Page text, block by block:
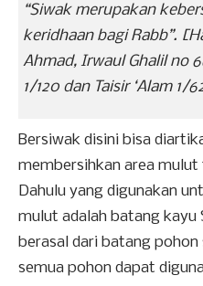
“Siwak merupakan
keridhaan bagi Rabb”.
Ahmad, Irwaul Ghalil no
1/120 dan Taisir ‘Alam 1/
Bersiwak disini bisa
membersihkan area
Dahulu yang digunakan
mulut adalah batang kayu
berasal dari batang
semua pohon dapat